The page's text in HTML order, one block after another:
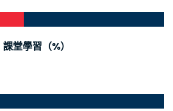
課堂學習（%）